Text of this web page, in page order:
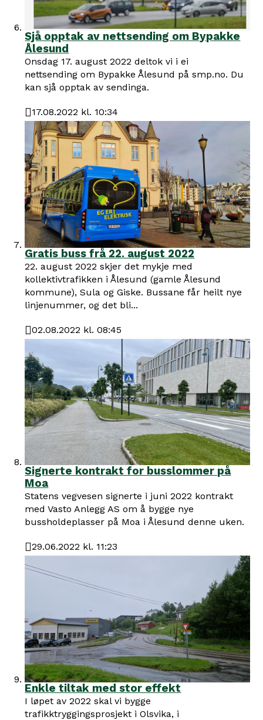
Sjå opptak av nettsending om Bypakke
Ålesund
Onsdag 17. august 2022 deltok vi i ei
nettsending om Bypakke Ålesund på smp.no. Du
kan sjå opptak av sendinga.
Publisert
17.08.2022 kl. 10:34
Gratis buss frå 22. august 2022
22. august 2022 skjer det mykje med
kollektivtrafikken i Ålesund (gamle Ålesund
kommune), Sula og Giske. Bussane får heilt nye
linjenummer, og det bli...
Publisert
02.08.2022 kl. 08:45
Signerte kontrakt for busslommer på
Moa
Statens vegvesen signerte i juni 2022 kontrakt
med Vasto Anlegg AS om å bygge nye
bussholdeplasser på Moa i Ålesund denne uken.
Publisert
29.06.2022 kl. 11:23
Enkle tiltak med stor effekt
I løpet av 2022 skal vi bygge
trafikktryggingsprosjekt i Olsvika, i